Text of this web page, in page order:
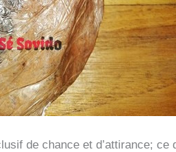
de chance et d’attirance; ce